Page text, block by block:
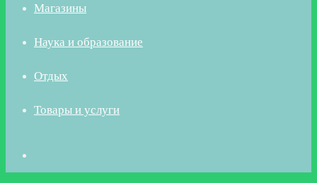
Магазины
Наука и образование
Отдых
Товары и услуги